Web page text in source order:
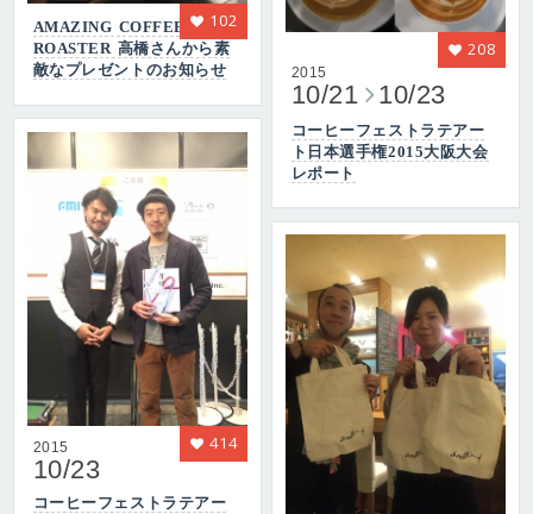
AMAZING COFFEE
ROASTER 高橋さんから素
敵なプレゼントのお知らせ
102
2015
10/23
コーヒーフェストラテアー
414
2015
10/21 10/23
コーヒーフェストラテアー
ト日本選手権2015大阪大会
レポート
208